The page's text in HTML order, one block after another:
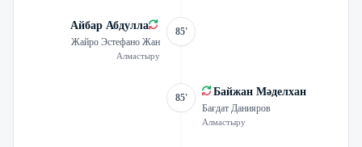
Айбар Абдулла
Жайро Эстефано Жан
Алмастыру
85'
85' Байжан Мәделхан
Бағдат Данияров
Алмастыру